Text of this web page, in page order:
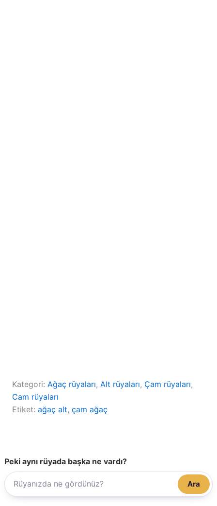
Kategori: Ağaç rüyaları, Alt rüyaları, Çam rüyaları
Cam rüyaları
Etiket: ağaç alt, çam ağaç
Peki aynı rüyada başka ne vardı?
Ara